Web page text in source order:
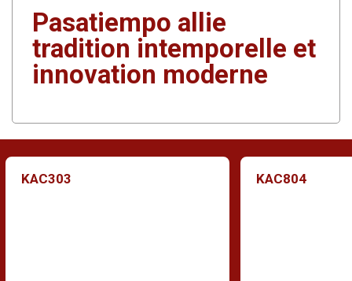
Pasatiempo allie
tradition intemporelle et
innovation moderne
KAC303 KAC804